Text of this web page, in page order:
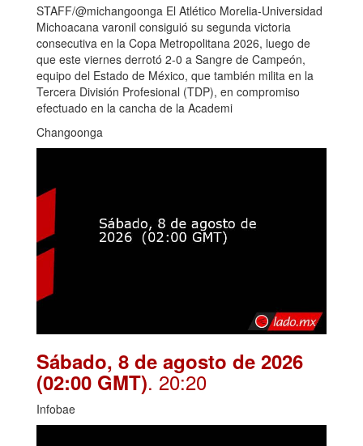
STAFF/@michangoonga El Atlético Morelia-Universidad
Michoacana varonil consiguió su segunda victoria
consecutiva en la Copa Metropolitana 2026, luego de
que este viernes derrotó 2-0 a Sangre de Campeón,
equipo del Estado de México, que también milita en la
Tercera División Profesional (TDP), en compromiso
efectuado en la cancha de la Academi
Changoonga
Sábado, 8 de agosto de 2026
(02:00 GMT). 20:20
Infobae